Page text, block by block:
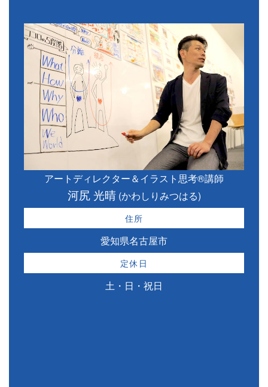
アートディレクター＆イラスト思考®講師
河尻 光晴(かわしりみつはる)
住所
愛知県名古屋市
定休日
土・日・祝日